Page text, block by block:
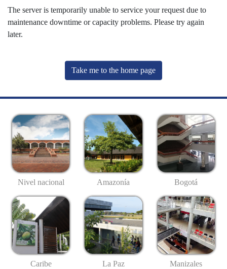
The server is temporarily unable to service your request due to
maintenance downtime or capacity problems. Please try again
later.
Take me to the home page
Nivel nacional Amazonía Bogotá
Caribe La Paz Manizales